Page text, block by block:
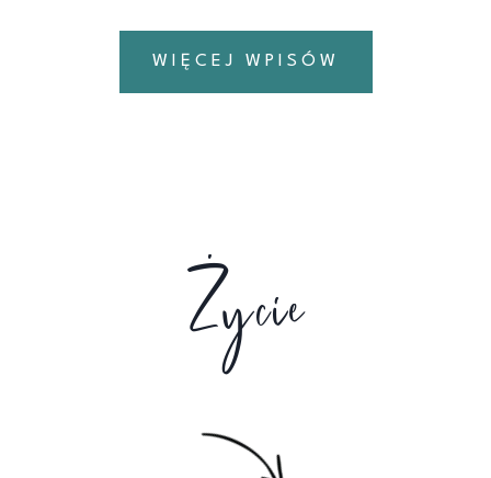
WIĘCEJ WPISÓW
Życie